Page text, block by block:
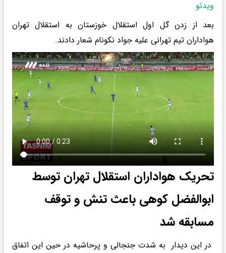
ویدئو
بعد از زدن گل اول استقلال خوزستان به استقلال تهران
هواداران تیم تهرانی علیه جواد نکونام شعار دادند.
تحریک هواداران استقلال تهران توسط
ابوالفضل کوهی باعث تنش و توقف
مسابقه شد
در این دیدار به شدت جنجالی و پرحاشیه در حین این اتفاق